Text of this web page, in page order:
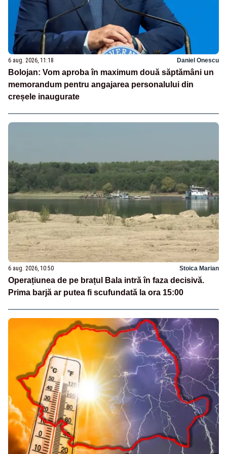
6 aug. 2026, 11:18 Daniel Onescu
Bolojan: Vom aproba în maximum două săptămâni un
memorandum pentru angajarea personalului din
creșele inaugurate
6 aug. 2026, 10:50 Stoica Marian
Operațiunea de pe brațul Bala intră în faza decisivă.
Prima barjă ar putea fi scufundată la ora 15:00